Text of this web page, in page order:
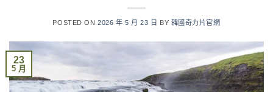
POSTED ON2026 年 5 月 23 日 BY 韓國奇力片官網
23
5 月